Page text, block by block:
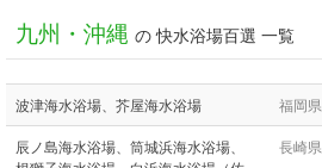
九州・沖縄 の 快水浴場百選 一覧
波津海水浴場、芥屋海水浴場 福岡県
辰ノ島海水浴場、筒城浜海水浴場、
長崎県